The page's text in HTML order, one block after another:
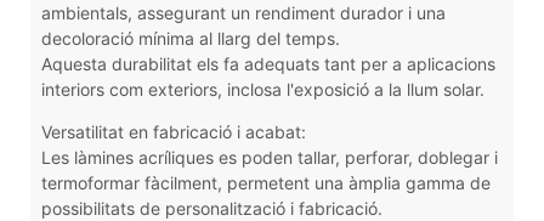
ambientals, assegurant un rendiment durador i una
decoloració mínima al llarg del temps.
Aquesta durabilitat els fa adequats tant per a aplicacions
interiors com exteriors, inclosa l'exposició a la llum solar.
Versatilitat en fabricació i acabat:
Les làmines acríliques es poden tallar, perforar, doblegar i
termoformar fàcilment, permetent una àmplia gamma de
possibilitats de personalització i fabricació.